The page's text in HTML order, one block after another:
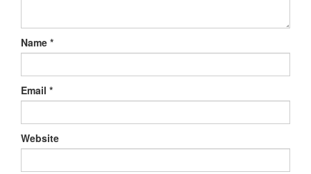
Name *
Email *
Website